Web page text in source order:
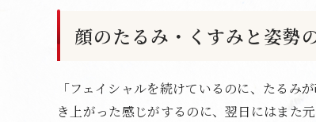
顔のたるみ・くすみと姿勢
「フェイシャルを続けているのに、たるみ
き上がった感じがするのに、翌日にはまた